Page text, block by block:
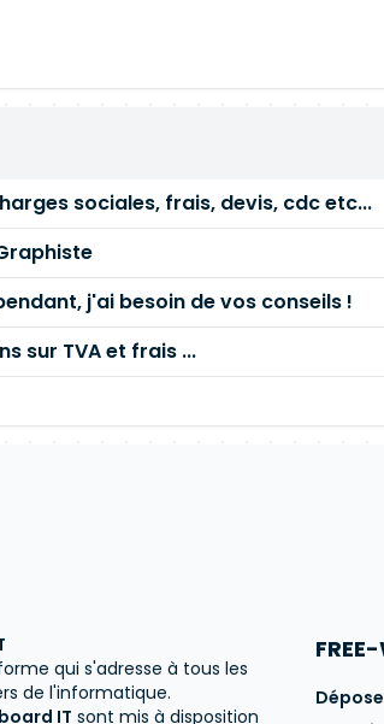
sociales, frais, devis, cdc etc...
j'ai besoin de vos conseils !
sur TVA et frais ...
qui s'adresse à tous les
de l'informatique.
IT sont mis à disposition